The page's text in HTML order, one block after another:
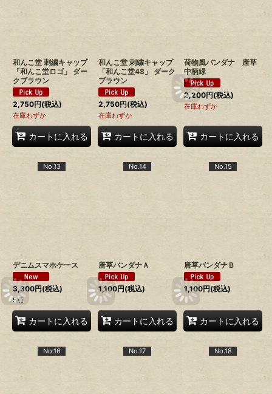
和んこ堂 刺繍キャップ
「和んこ堂ロゴ」 ダー
クブラウン
2,750円(税込)
在庫わずか
カートに入れる
和んこ堂 刺繍キャップ
「和んこ堂48」 ダーク
ブラウン
2,750円(税込)
在庫わずか
カートに入れる
荷物風バンダナ 唐草
中柄緑
2,200円(税込)
在庫わずか
カートに入れる
No.13
デニムスマホケース
3,300円(税込)
5点
カートに入れる
No.14
唐草バンダナＡ
1,100円(税込)
カートに入れる
No.15
唐草バンダナＢ
1,100円(税込)
カートに入れる
No.16 No.17 No.18